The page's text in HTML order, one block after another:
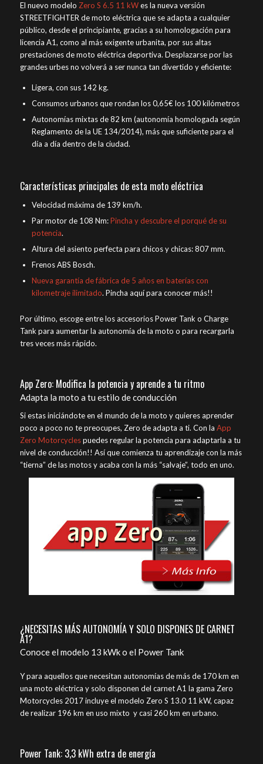
El nuevo modelo Zero S 6.5 11 kWes la nueva versión
STREETFIGHTER de moto eléctrica que se adapta a cualquier
público, desde el principiante, gracias a su homologación para
licencia A1, como al más exigente urbanita, por sus altas
prestaciones de moto eléctrica deportiva. Desplazarse por las
grandes urbes no volverá a ser nunca tan divertido y eficiente:
Ligera, con sus 142 kg.
Consumos urbanos que rondan los 0,65€ los 100 kilómetros
Autonomías mixtas de 82 km (autonomía homologada según
Reglamento de la UE 134/2014), más que suficiente para el
día a día dentro de la ciudad.
Características principales de esta moto eléctrica
Velocidad máxima de 139 km/h.
Par motor de 108 Nm:Pincha y descubre el porqué de su
potencia.
Altura del asiento perfecta para chicos y chicas: 807 mm.
Frenos ABS Bosch.
Nueva garantía de fábrica de 5 años en baterías con
kilometraje ilimitado. Pincha aquí para conocer más!!
Por último, escoge entre los accesorios Power Tank o Charge
Tank para aumentar la autonomía de la moto o para recargarla
tres veces más rápido.
App Zero: Modifica la potencia y aprende a tu ritmo
Adapta la moto a tu estilo de conducción
Si estas iniciándote en el mundo de la moto y quieres aprender
poco a poco no te preocupes, Zero de adapta a ti. Con la App
Zero Motorcyclespuedes regular la potencia para adaptarla a tu
nivel de conducción!! Así que comienza tu aprendizaje con la más
“tierna” de las motos y acaba con la más “salvaje”, todo en uno.
¿NECESITAS MÁS AUTONOMÍA Y SOLO DISPONES DE CARNET
A1?
Conoce el modelo 13 kWk o el Power Tank
Y para aquellos que necesitan autonomías de más de 170 km en
una moto eléctrica y solo disponen del carnet A1 la gama Zero
Motorcycles 2017 incluye el modelo Zero S 13.0 11 kW, capaz
de realizar 196 km en uso mixto y casi 260 km en urbano.
Power Tank: 3,3 kWh extra de energía